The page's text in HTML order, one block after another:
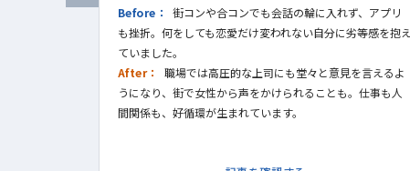
Before：
街コンや合コンでも会話の輪に入れず、アプリ
も挫折。何をしても恋愛だけ変われない自分に劣等感を抱え
ていました。
After：
職場では高圧的な上司にも堂々と意見を言えるよ
うになり、街で女性から声をかけられることも。仕事も人
間関係も、好循環が生まれています。